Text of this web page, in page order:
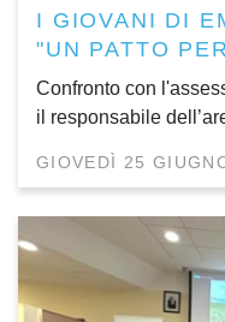
I GIOVANI DI
"UN PATTO
Confronto con
il responsabile
GIOVEDÌ 25